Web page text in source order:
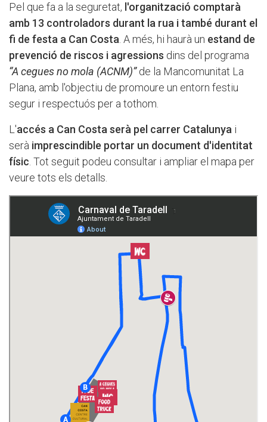
Pel que fa a la seguretat, l'organització comptarà
amb 13 controladors durant la rua i també durant el
fi de festa a Can Costa . A més, hi haurà un estand de
prevenció de riscos i agressions dins del programa
“A cegues no mola (ACNM)”de la Mancomunitat La
Plana, amb l'objectiu de promoure un entorn festiu
segur i respectuós per a tothom.
L'accés a Can Costa serà pel carrer Catalunya i
serà imprescindible portar un document d'identitat
físic . Tot seguit podeu consultar i ampliar el mapa per
veure tots els detalls.